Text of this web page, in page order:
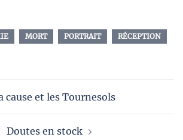
MORT PORTRAIT RÉCEPTION
cause et les Tournesols
Doutes en stock